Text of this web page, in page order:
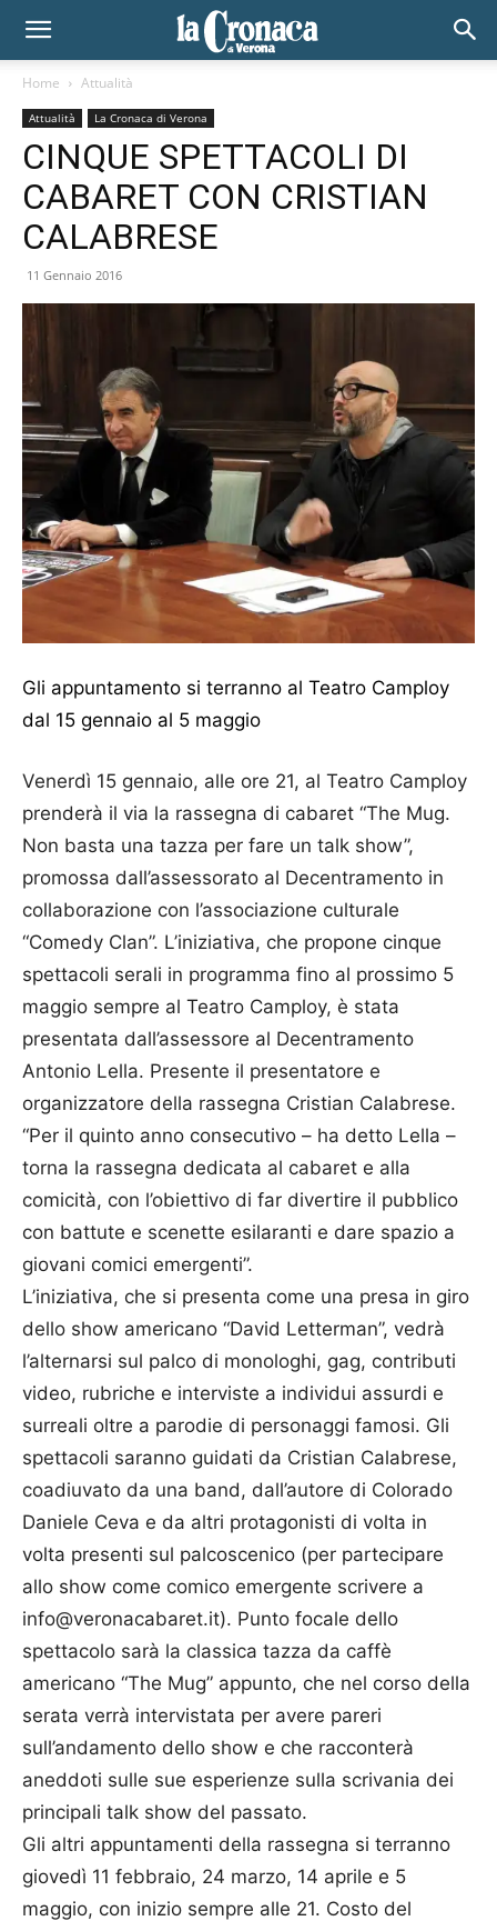
Home Attualità
Attualità La Cronaca di Verona
CINQUE SPETTACOLI DI
CABARET CON CRISTIAN
CALABRESE
11 Gennaio 2016
Gli appuntamento si terranno al Teatro Camploy
dal 15 gennaio al 5 maggio
Venerdì 15 gennaio, alle ore 21, al Teatro Camploy
prenderà il via la rassegna di cabaret “The Mug.
Non basta una tazza per fare un talk show”,
promossa dall’assessorato al Decentramento in
collaborazione con l’associazione culturale
“Comedy Clan”. L’iniziativa, che propone cinque
spettacoli serali in programma fino al prossimo 5
maggio sempre al Teatro Camploy, è stata
presentata dall’assessore al Decentramento
Antonio Lella. Presente il presentatore e
organizzatore della rassegna Cristian Calabrese.
“Per il quinto anno consecutivo – ha detto Lella –
torna la rassegna dedicata al cabaret e alla
comicità, con l’obiettivo di far divertire il pubblico
con battute e scenette esilaranti e dare spazio a
giovani comici emergenti”.
L’iniziativa, che si presenta come una presa in giro
dello show americano “David Letterman”, vedrà
l’alternarsi sul palco di monologhi, gag, contributi
video, rubriche e interviste a individui assurdi e
surreali oltre a parodie di personaggi famosi. Gli
spettacoli saranno guidati da Cristian Calabrese,
coadiuvato da una band, dall’autore di Colorado
Daniele Ceva e da altri protagonisti di volta in
volta presenti sul palcoscenico (per partecipare
allo show come comico emergente scrivere a
info@veronacabaret.it). Punto focale dello
spettacolo sarà la classica tazza da caffè
americano “The Mug” appunto, che nel corso della
serata verrà intervistata per avere pareri
sull’andamento dello show e che racconterà
aneddoti sulle sue esperienze sulla scrivania dei
principali talk show del passato.
Gli altri appuntamenti della rassegna si terranno
giovedì 11 febbraio, 24 marzo, 14 aprile e 5
maggio, con inizio sempre alle 21. Costo del